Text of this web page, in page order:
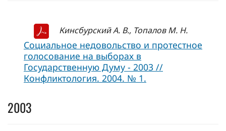
Кинсбурский А. В., Топалов М. Н.
Социальное недовольство и протестное
голосование на выборах в
Государственную Думу - 2003 //
Конфликтология. 2004. № 1.
2003